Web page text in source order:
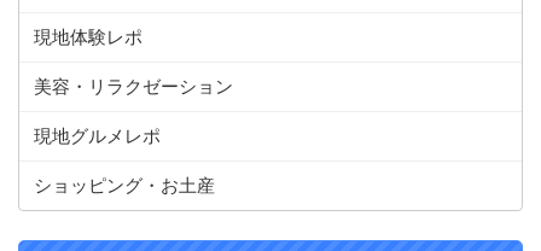
現地体験レポ
美容・リラクゼーション
現地グルメレポ
ショッピング・お土産